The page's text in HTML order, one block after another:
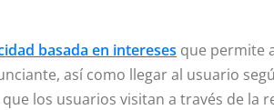
basada en intereses que permite
así como llegar al usuario
los usuarios visitan a través de